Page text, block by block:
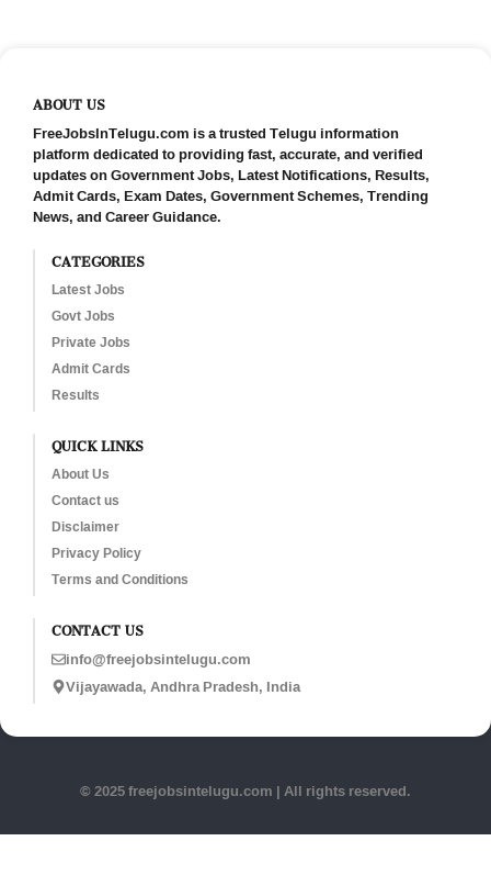
ABOUT US
FreeJobsInTelugu.com is a trusted Telugu information
platform dedicated to providing fast, accurate, and verified
updates on Government Jobs, Latest Notifications, Results,
Admit Cards, Exam Dates, Government Schemes, Trending
News, and Career Guidance.
CATEGORIES
Latest Jobs
Govt Jobs
Private Jobs
Admit Cards
Results
QUICK LINKS
About Us
Contact us
Disclaimer
Privacy Policy
Terms and Conditions
CONTACT US
info@freejobsintelugu.com
Vijayawada, Andhra Pradesh, India
© 2025 freejobsintelugu.com | All rights reserved.